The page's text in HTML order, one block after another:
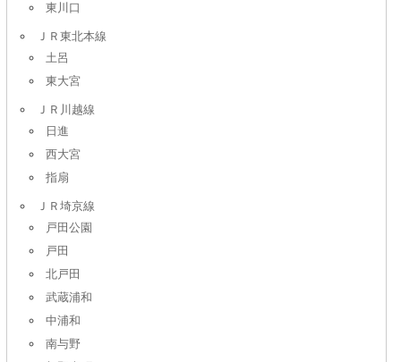
東川口
ＪＲ東北本線
土呂
東大宮
ＪＲ川越線
日進
西大宮
指扇
ＪＲ埼京線
戸田公園
戸田
北戸田
武蔵浦和
中浦和
南与野